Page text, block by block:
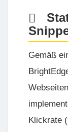
Gemäß
Klickrate